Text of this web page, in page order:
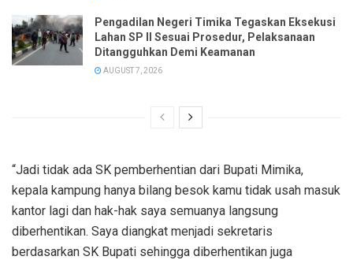
Pengadilan Negeri Timika Tegaskan Eksekusi
Lahan SP II Sesuai Prosedur, Pelaksanaan
Ditangguhkan Demi Keamanan
AUGUST 7, 2026
“Jadi tidak ada SK pemberhentian dari Bupati Mimika,
kepala kampung hanya bilang besok kamu tidak usah masuk
kantor lagi dan hak-hak saya semuanya langsung
diberhentikan. Saya diangkat menjadi sekretaris
berdasarkan SK Bupati sehingga diberhentikan juga